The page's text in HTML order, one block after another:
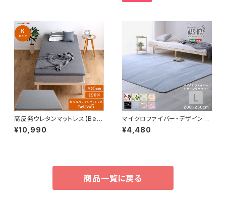
高反発ウレタンマットレス【Bele
za5-ベレーザ・ファイブ-】(キン
グ) ORM-05K
¥10,990
マイクロファイバー・デザインラ
グマットLサイズ（200×250c
m）洗えるラグマット 【WASHFA
¥4,480
商品一覧に戻る